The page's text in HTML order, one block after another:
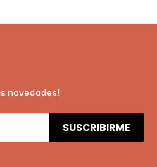
novedades!
SUSCRIBIRME